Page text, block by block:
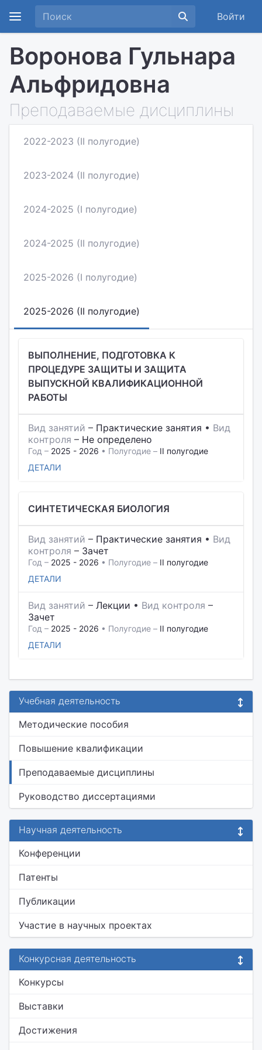
Войти
Воронова Гульнара
Альфридовна
Преподаваемые дисциплины
2022-2023 (II полугодие)
2023-2024 (II полугодие)
2024-2025 (I полугодие)
2024-2025 (II полугодие)
2025-2026 (I полугодие)
2025-2026 (II полугодие)
ВЫПОЛНЕНИЕ, ПОДГОТОВКА К
ПРОЦЕДУРЕ ЗАЩИТЫ И ЗАЩИТА
ВЫПУСКНОЙ КВАЛИФИКАЦИОННОЙ
РАБОТЫ
Вид занятий – Практические занятия • Вид
контроля – Не определено
Год – 2025 - 2026 • Полугодие – II полугодие
ДЕТАЛИ
СИНТЕТИЧЕСКАЯ БИОЛОГИЯ
Вид занятий – Практические занятия • Вид
контроля – Зачет
Год – 2025 - 2026 • Полугодие – II полугодие
ДЕТАЛИ
Вид занятий – Лекции • Вид контроля –
Зачет
Год – 2025 - 2026 • Полугодие – II полугодие
ДЕТАЛИ
Учебная деятельность
Методические пособия
Повышение квалификации
Преподаваемые дисциплины
Руководство диссертациями
Научная деятельность
Конференции
Патенты
Публикации
Участие в научных проектах
Конкурсная деятельность
Конкурсы
Выставки
Достижения